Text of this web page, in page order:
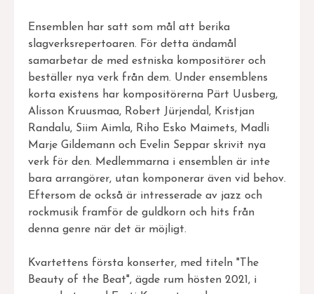
Ensemblen har satt som mål att berika
slagverksrepertoaren. För detta ändamål
samarbetar de med estniska kompositörer och
beställer nya verk från dem. Under ensemblens
korta existens har kompositörerna Pärt Uusberg,
Alisson Kruusmaa, Robert Jürjendal, Kristjan
Randalu, Siim Aimla, Riho Esko Maimets, Madli
Marje Gildemann och Evelin Seppar skrivit nya
verk för den. Medlemmarna i ensemblen är inte
bara arrangörer, utan komponerar även vid behov.
Eftersom de också är intresserade av jazz och
rockmusik framför de guldkorn och hits från
denna genre när det är möjligt.
Kvartettens första konserter, med titeln "The
Beauty of the Beat", ägde rum hösten 2021, i